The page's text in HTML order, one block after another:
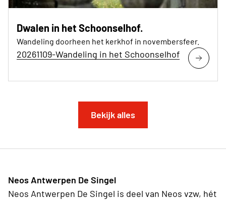
Dwalen in het Schoonselhof.
Wandeling doorheen het kerkhof in novembersfeer.
20261109-Wandeling in het Schoonselhof
Bekijk alles
Neos Antwerpen De Singel
Neos Antwerpen De Singel is deel van Neos vzw, hét